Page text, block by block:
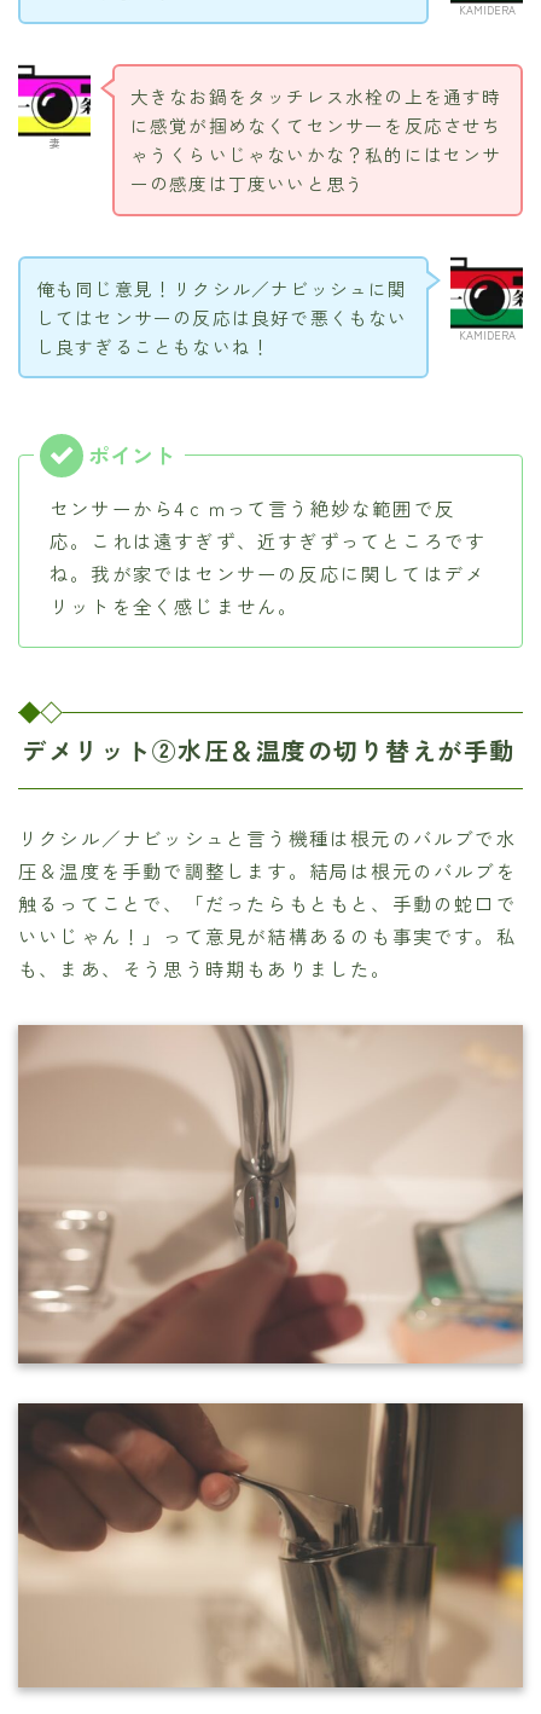
KAMIDERA
妻
大きなお鍋をタッチレス水栓の上を通す時
に感覚が掴めなくてセンサーを反応させち
ゃうくらいじゃないかな？私的にはセンサ
ーの感度は丁度いいと思う
KAMIDERA
俺も同じ意見！リクシル／ナビッシュに関
してはセンサーの反応は良好で悪くもない
し良すぎることもないね！
センサーから4ｃｍって言う絶妙な範囲で反
応。これは遠すぎず、近すぎずってところです
ね。我が家ではセンサーの反応に関してはデメ
リットを全く感じません。
デメリット②水圧＆温度の切り替えが手動
リクシル／ナビッシュと言う機種は根元のバルブで水
圧＆温度を手動で調整します。結局は根元のバルブを
触るってことで、「だったらもともと、手動の蛇口で
いいじゃん！」って意見が結構あるのも事実です。私
も、まあ、そう思う時期もありました。